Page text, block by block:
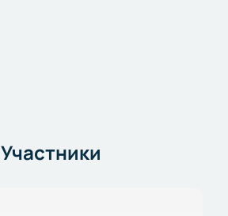
Участники